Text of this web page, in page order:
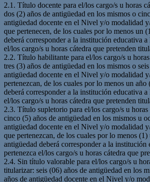
2.1. Título docente para el/los cargo/s u horas
dos (2) años de antigüedad en los mismos o
antigüedad docente en el Nivel y/o modalidad
que pertenecen, de los cuales por lo menos un
deberá corresponder a la institución educativa a
el/los cargo/s u horas cátedra que pretenden
2.2. Título habilitante para el/los cargo/s u
tres (3) años de antigüedad en los mismos o
antigüedad docente en el Nivel y/o modalidad
pertenezcan, de los cuales por lo menos un año
deberá corresponder a la institución educativa a
el/los cargo/s u horas cátedra que pretenden
2.3. Título supletorio para el/los cargo/s u horas
cinco (5) años de antigüedad en los mismos u
antigüedad docente en el Nivel y/o modalidad
que pertenezcan, de los cuales por lo menos (1)
antigüedad deberá corresponder a la institución
pertenezca el/los cargo/s u horas cátedra que
2.4. Sin título valorable para el/los cargo/s u
titularizar: seis (06) años de antigüedad en los
años de antigüedad docente en el Nivel y/o